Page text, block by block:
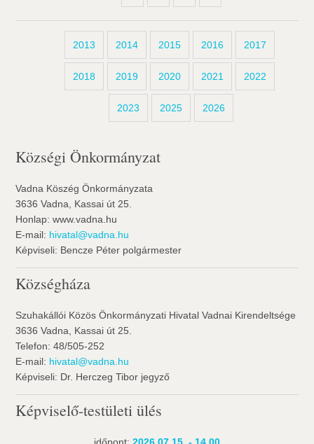
2013 2014 2015 2016 2017
2018 2019 2020 2021 2022
2023 2025 2026
Községi Önkormányzat
Vadna Köszég Önkormányzata
3636 Vadna, Kassai út 25.
Honlap: www.vadna.hu
E-mail: hivatal@vadna.hu
Képviseli: Bencze Péter polgármester
Községháza
Szuhakállói Közös Önkormányzati Hivatal Vadnai Kirendeltsége
3636 Vadna, Kassai út 25.
Telefon: 48/505-252
E-mail: hivatal@vadna.hu
Képviseli: Dr. Herczeg Tibor jegyző
Képviselő-testületi ülés